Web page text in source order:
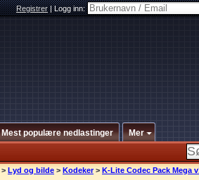
Registrer|Logg inn:
Mest populære nedlastinger Mer
> Lyd og bilde > Kodeker > K-Lite Codec Pack Mega